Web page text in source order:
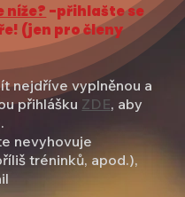
níže? -přihlašte se
(jen pro členy
nejdříve vyplněnou a
přihlášku ZDE, aby
nevyhovuje
tréninků, apod.),